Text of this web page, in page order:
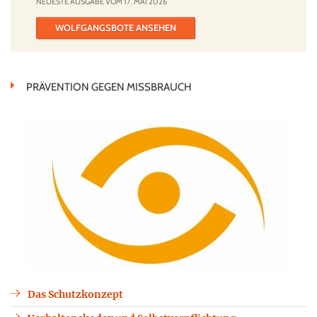
WOLFGANGSBOTE ANSEHEN
PRÄVENTION GEGEN MISSBRAUCH
Das Schutzkonzept